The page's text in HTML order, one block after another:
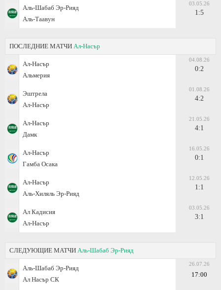
Аль-Шабаб Эр-Рияд
Аль-Таавун
03.05.26
1:5
ПОСЛЕДНИЕ МАТЧИ Ал-Насър
Ал-Насър
Альмерия
04.08.26
0:2
Эштрела
Ал-Насър
01.08.26
4:2
Ал-Насър
Дамк
21.05.26
4:1
Ал-Насър
Гамба Осака
16.05.26
0:1
Ал-Насър
Аль-Хиляль Эр-Рияд
12.05.26
1:1
Ал Кадисия
Ал-Насър
03.05.26
3:1
СЛЕДУЮЩИЕ МАТЧИ Аль-Шабаб Эр-Рияд
Аль-Шабаб Эр-Рияд
Ал Насър СК
26.07.26
17:00